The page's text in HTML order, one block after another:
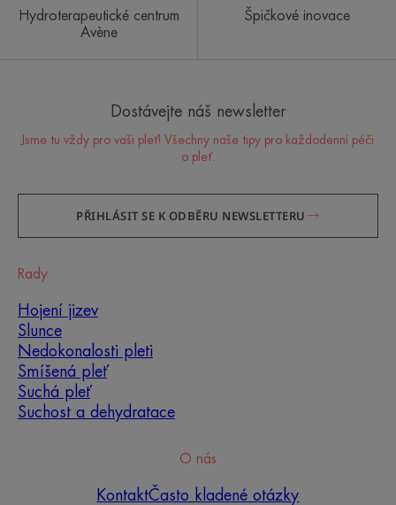
Hydroterapeutické centrum
Avène
Špičkové inovace
Dostávejte náš newsletter
Jsme tu vždy pro vaši pleť! Všechny naše tipy pro každodenní péči
o pleť.
PŘIHLÁSIT SE K ODBĚRU NEWSLETTERU
Rady
Hojení jizev
Slunce
Nedokonalosti pleti
Smíšená pleť
Suchá pleť
Suchost a dehydratace
O nás
KontaktČasto kladené otázky